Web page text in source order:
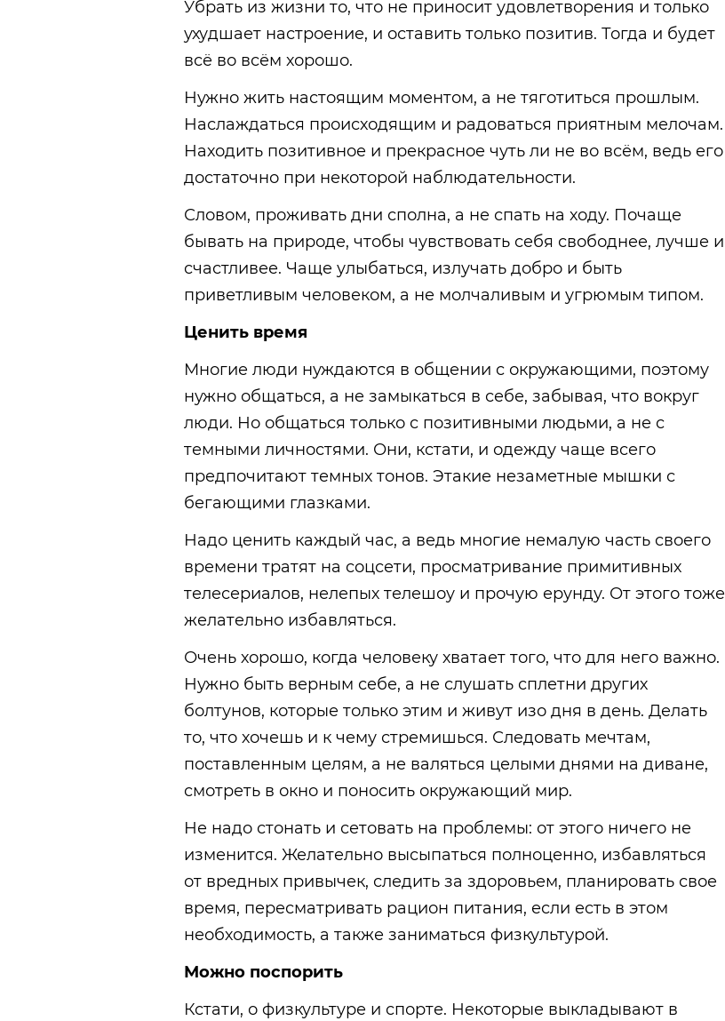
Убрать из жизни то, что не приносит удовлетворения и только
ухудшает настроение, и оставить только позитив. Тогда и будет
всё во всём хорошо.
Нужно жить настоящим моментом, а не тяготиться прошлым.
Наслаждаться происходящим и радоваться приятным мелочам.
Находить позитивное и прекрасное чуть ли не во всём, ведь его
достаточно при некоторой наблюдательности.
Словом, проживать дни сполна, а не спать на ходу. Почаще
бывать на природе, чтобы чувствовать себя свободнее, лучше и
счастливее. Чаще улыбаться, излучать добро и быть
приветливым человеком, а не молчаливым и угрюмым типом.
Ценить время
Многие люди нуждаются в общении с окружающими, поэтому
нужно общаться, а не замыкаться в себе, забывая, что вокруг
люди. Но общаться только с позитивными людьми, а не с
темными личностями. Они, кстати, и одежду чаще всего
предпочитают темных тонов. Этакие незаметные мышки с
бегающими глазками.
Надо ценить каждый час, а ведь многие немалую часть своего
времени тратят на соцсети, просматривание примитивных
телесериалов, нелепых телешоу и прочую ерунду. От этого тоже
желательно избавляться.
Очень хорошо, когда человеку хватает того, что для него важно.
Нужно быть верным себе, а не слушать сплетни других
болтунов, которые только этим и живут изо дня в день. Делать
то, что хочешь и к чему стремишься. Следовать мечтам,
поставленным целям, а не валяться целыми днями на диване,
смотреть в окно и поносить окружающий мир.
Не надо стонать и сетовать на проблемы: от этого ничего не
изменится. Желательно высыпаться полноценно, избавляться
от вредных привычек, следить за здоровьем, планировать свое
время, пересматривать рацион питания, если есть в этом
необходимость, а также заниматься физкультурой.
Можно поспорить
Кстати, о физкультуре и спорте. Некоторые выкладывают в